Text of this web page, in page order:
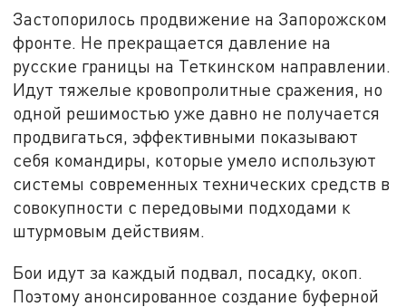
Застопорилось продвижение на Запорожском
фронте. Не прекращается давление на
русские границы на Теткинском направлении.
Идут тяжелые кровопролитные сражения, но
одной решимостью уже давно не получается
продвигаться, эффективными показывают
себя командиры, которые умело используют
системы современных технических средств в
совокупности с передовыми подходами к
штурмовым действиям.
Бои идут за каждый подвал, посадку, окоп.
Поэтому анонсированное создание буферной